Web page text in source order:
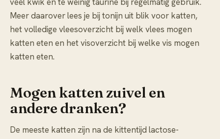
Meer daarover lees je bij tonijn uit blik voor katten,
het volledige vleesoverzicht bij welk vlees mogen
katten eten en het visoverzicht bij welke vis mogen
katten eten.
Mogen katten zuivel en
andere dranken?
De meeste katten zijn na de kittentijd lactose-